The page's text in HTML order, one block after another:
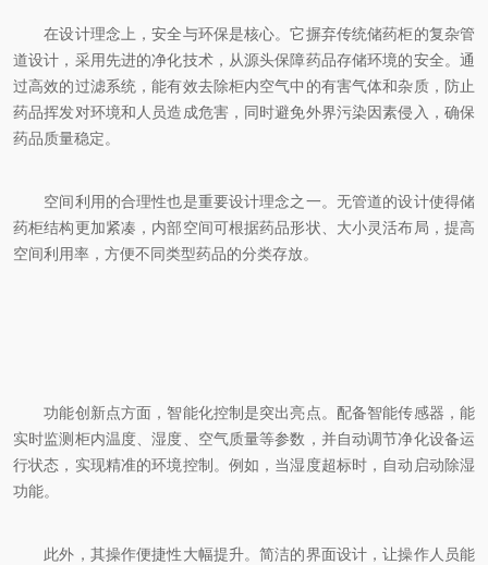
在设计理念上，安全与环保是核心。它摒弃传统储药柜的复杂管
道设计，采用先进的净化技术，从源头保障药品存储环境的安全。通
过高效的过滤系统，能有效去除柜内空气中的有害气体和杂质，防止
药品挥发对环境和人员造成危害，同时避免外界污染因素侵入，确保
药品质量稳定。
空间利用的合理性也是重要设计理念之一。无管道的设计使得储
药柜结构更加紧凑，内部空间可根据药品形状、大小灵活布局，提高
空间利用率，方便不同类型药品的分类存放。
功能创新点方面，智能化控制是突出亮点。配备智能传感器，能
实时监测柜内温度、湿度、空气质量等参数，并自动调节净化设备运
行状态，实现精准的环境控制。例如，当湿度超标时，自动启动除湿
功能。
此外，其操作便捷性大幅提升。简洁的界面设计，让操作人员能